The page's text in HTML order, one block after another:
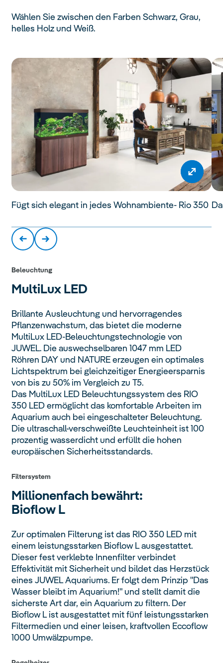
Wählen Sie zwischen den Farben Schwarz, Grau,
helles Holz und Weiß.
Fügt sich elegant in jedes Wohnambiente- Rio 350
Beleuchtung
MultiLuxLED
Brillante Ausleuchtung und hervorragendes
Pflanzenwachstum, das bietet die moderne
MultiLux LED-Beleuchtungstechnologie von
JUWEL. Die auswechselbaren 1047 mm LED
Röhren DAY und NATURE erzeugen ein optimales
Lichtspektrum bei gleichzeitiger Energieersparnis
von bis zu 50% im Vergleich zu T5.
Das MultiLux LED Beleuchtungssystem des RIO
350 LED ermöglicht das komfortable Arbeiten im
Aquarium auch bei eingeschalteter Beleuchtung.
Die ultraschall-verschweißte Leuchteinheit ist 100
prozentig wasserdicht und erfüllt die hohen
europäischen Sicherheitsstandards.
Filtersystem
Millionenfach bewährt:
Bioflow L
Zur optimalen Filterung ist das RIO 350 LED mit
einem leistungsstarken Bioflow L ausgestattet.
Dieser fest verklebte Innenfilter verbindet
Effektivität mit Sicherheit und bildet das Herzstück
eines JUWEL Aquariums. Er folgt dem Prinzip "Das
Wasser bleibt im Aquarium!" und stellt damit die
sicherste Art dar, ein Aquarium zu filtern. Der
Bioflow L ist ausgestattet mit fünf leistungsstarken
Filtermedien und einer leisen, kraftvollen Eccoflow
1000 Umwälzpumpe.